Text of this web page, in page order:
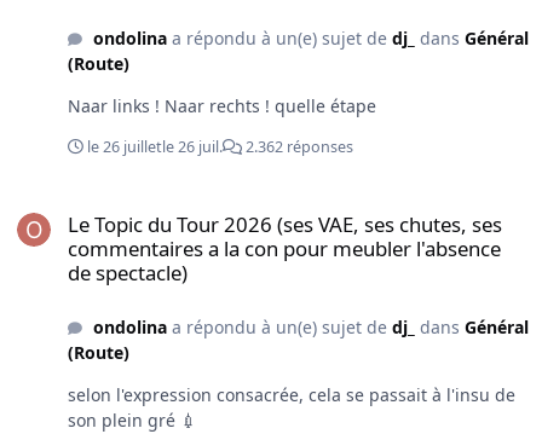
ondolinaa répondu à un(e) sujet de dj_ dans Général
(Route)
Naar links ! Naar rechts ! quelle étape
le 26 juilletle 26 juil. 2.362 réponses
Le Topic du Tour 2026 (ses VAE, ses chutes, ses
commentaires a la con pour meubler l'absence
de spectacle)
ondolinaa répondu à un(e) sujet de dj_ dans Général
(Route)
selon l'expression consacrée, cela se passait à l'insu de
son plein gré 💉